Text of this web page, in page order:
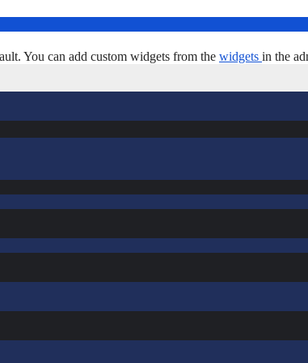
You can add custom widgets from the widgets in the